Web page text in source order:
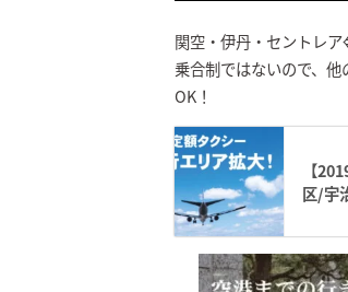
関空・伊丹・セントレ
乗合制ではないので、
OK！
【
区/宇